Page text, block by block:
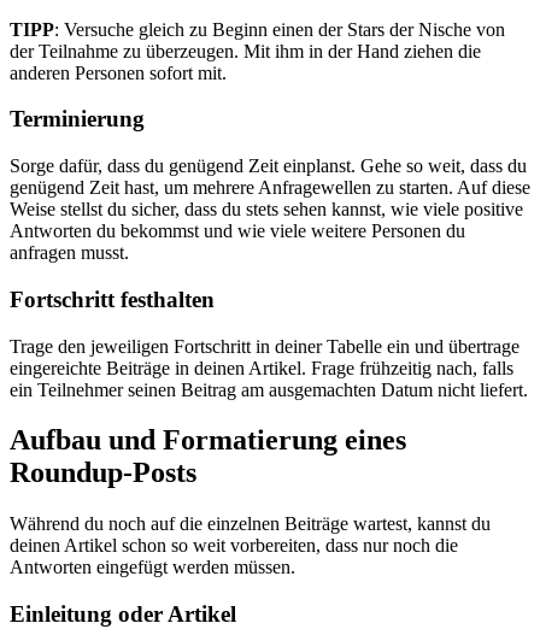
TIPP: Versuche gleich zu Beginn einen der Stars der Nische von
der Teilnahme zu überzeugen. Mit ihm in der Hand ziehen die
anderen Personen sofort mit.
Terminierung
Sorge dafür, dass du genügend Zeit einplanst. Gehe so weit, dass du
genügend Zeit hast, um mehrere Anfragewellen zu starten. Auf diese
Weise stellst du sicher, dass du stets sehen kannst, wie viele positive
Antworten du bekommst und wie viele weitere Personen du
anfragen musst.
Fortschritt festhalten
Trage den jeweiligen Fortschritt in deiner Tabelle ein und übertrage
eingereichte Beiträge in deinen Artikel. Frage frühzeitig nach, falls
ein Teilnehmer seinen Beitrag am ausgemachten Datum nicht liefert.
Aufbau und Formatierung eines
Roundup-Posts
Während du noch auf die einzelnen Beiträge wartest, kannst du
deinen Artikel schon so weit vorbereiten, dass nur noch die
Antworten eingefügt werden müssen.
Einleitung oder Artikel